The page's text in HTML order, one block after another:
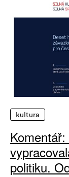
kultura
politiku.